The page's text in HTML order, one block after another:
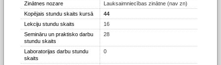
Zinātnes nozare
Lauksaimniecības zinātne (nav zn)
Kopējais stundu skaits kursā
44
Lekciju stundu skaits
16
Semināru un praktisko darbu
stundu skaits
28
Laboratorijas darbu stundu
skaits
0